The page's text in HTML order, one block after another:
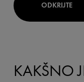
ODKRIJTE
KAKŠNO